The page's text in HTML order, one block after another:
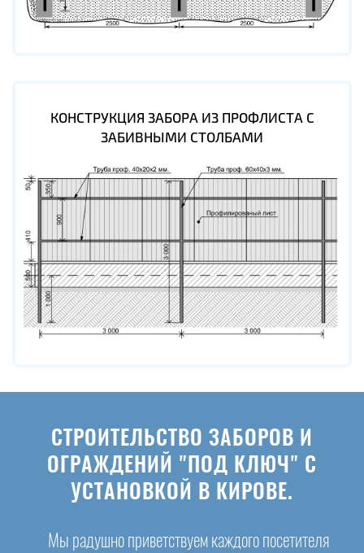
КОНСТРУКЦИЯ ЗАБОРА ИЗ ПРОФЛИСТА С
ЗАБИВНЫМИ СТОЛБАМИ
СТРОИТЕЛЬСТВО ЗАБОРОВ И
ОГРАЖДЕНИЙ "ПОД КЛЮЧ" С
УСТАНОВКОЙ В КИРОВЕ.
Мы радушно приветствуем каждого посетителя